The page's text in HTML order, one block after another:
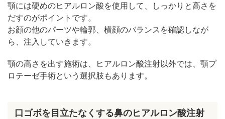
顎には硬めのヒアルロン酸を使用して、しっかりと高さを
だすのがポイントです。
お顔の他のパーツや輪郭、横顔のバランスを確認しなが
ら、注入していきます。
顎の高さを出す施術は、ヒアルロン酸注射以外では、顎プ
ロテーゼ手術という選択肢もあります。
口ゴボを目立たなくする鼻のヒアルロン酸注射